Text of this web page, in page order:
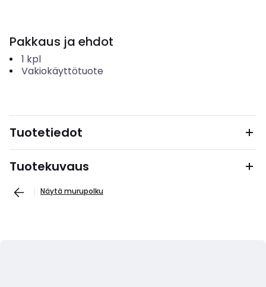
Pakkaus ja ehdot
1 kpl
Vakiokäyttötuote
Tuotetiedot
Tuotekuvaus
Näytä murupolku